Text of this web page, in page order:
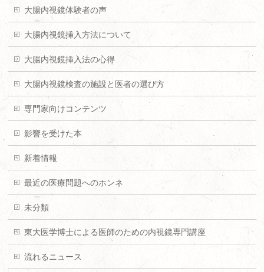
大腸内視鏡体験者の声
大腸内視鏡挿入方法について
大腸内視鏡挿入法の心得
大腸内視鏡検査の施設と医者の選び方
専門家向けコンテンツ
影響を受けた本
新着情報
最近の医療問題へのホンネ
未分類
東大医学博士による医師のための内視鏡専門講座
流れるニュース